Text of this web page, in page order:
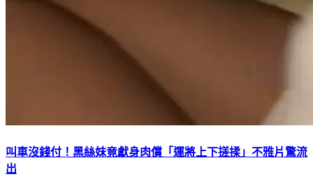
叫車沒錢付！黑絲妹竟獻身肉償「運將上下搓揉」不雅片驚流
出